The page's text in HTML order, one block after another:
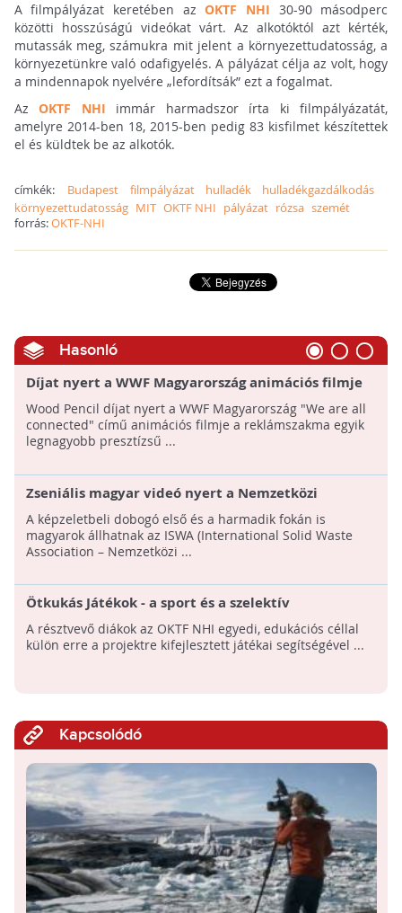
A filmpályázat keretében azOKTF NHI 30-90 másodperc
közötti hosszúságú videókat várt. Az alkotóktól azt kérték,
mutassák meg, számukra mit jelent a környezettudatosság, a
környezetünkre való odafigyelés. A pályázat célja az volt, hogy
a mindennapok nyelvére „lefordítsák” ezt a fogalmat.
AzOKTF NHI immár harmadszor írta ki filmpályázatát,
amelyre 2014-ben 18, 2015-ben pedig 83 kisfilmet készítettek
el és küldtek be az alkotók.
címkék: Budapest filmpályázat hulladék
hulladékgazdálkodás
környezettudatosság MIT OKTF NHI pályázat rózsa szemét
forrás:OKTF-NHI
Hasonló
Díjat nyert a WWF Magyarország animációs filmje
Wood Pencil díjat nyert a WWF Magyarország "We are all
connected" című animációs filmje a reklámszakma egyik
legnagyobb presztízsű ...
Zseniális magyar videó nyert a Nemzetközi
Köztisztasági Világszervezet pályázatán!
A képzeletbeli dobogó első és a harmadik fokán is
magyarok állhatnak az ISWA (International Solid Waste
Association – Nemzetközi ...
Ötkukás Játékok - a sport és a szelektív
hulladékgyűjtés jegyében
A résztvevő diákok az OKTF NHI egyedi, edukációs céllal
külön erre a projektre kifejlesztett játékai segítségével ...
Kapcsolódó